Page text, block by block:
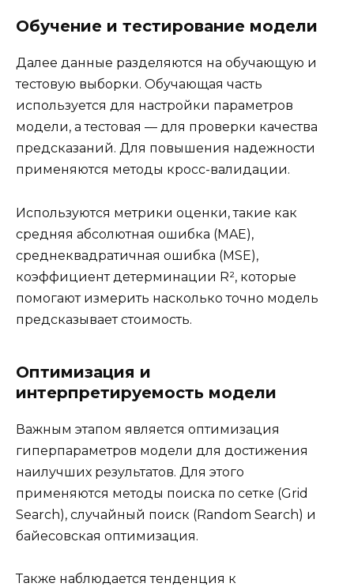
Обучение и тестирование модели
Далее данные разделяются на обучающую и
тестовую выборки. Обучающая часть
используется для настройки параметров
модели, а тестовая — для проверки качества
предсказаний. Для повышения надежности
применяются методы кросс-валидации.
Используются метрики оценки, такие как
средняя абсолютная ошибка (MAE),
среднеквадратичная ошибка (MSE),
коэффициент детерминации R², которые
помогают измерить насколько точно модель
предсказывает стоимость.
Оптимизация и
интерпретируемость модели
Важным этапом является оптимизация
гиперпараметров модели для достижения
наилучших результатов. Для этого
применяются методы поиска по сетке (Grid
Search), случайный поиск (Random Search) и
байесовская оптимизация.
Также наблюдается тенденция к